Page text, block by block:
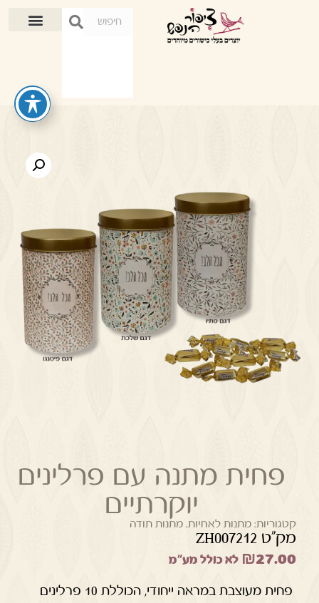
פחית מתנה עם פרלינים
יוקרתיים
קטגוריות: מתנות לאחיות,מתנות תודה
מק"ט ZH007212
₪27.00 לא כולל מע"מ
פחית מעוצבת במראה ייחודי, הכוללת 10 פרלינים